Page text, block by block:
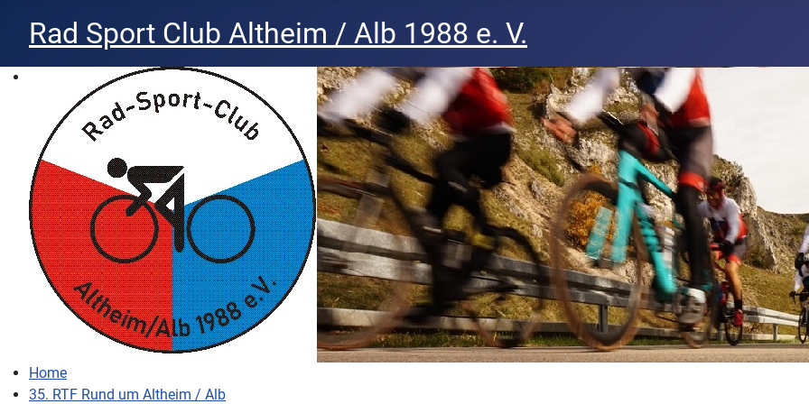
Rad Sport Club Altheim / Alb 1988 e. V.
Home
35. RTF Rund um Altheim / Alb